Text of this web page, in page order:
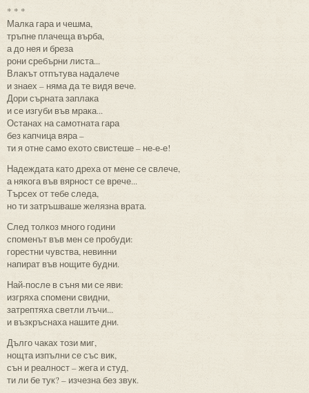
* * *
Малка гара и чешма,
тръпне плачеща върба,
а до нея и бреза
рони сребърни листа...
Влакът отпътува надалече
и знаех – няма да те видя вече.
Дори сърната заплака
и се изгуби във мрака...
Останах на самотната гара
без капчица вяра –
ти я отне само ехото свистеше – не-е-е!
Надеждата като дреха от мене се свлече,
а някога във вярност се врече...
Търсех от тебе следа,
но ти затръшваше желязна врата.
След толкоз много години
споменът във мен се пробуди:
горестни чувства, невинни
напират във нощите будни.
Най-после в съня ми се яви:
изгряха спомени свидни,
затрептяха светли лъчи...
и възкръснаха нашите дни.
Дълго чаках този миг,
нощта изпълни се със вик,
сън и реалност – жега и студ,
ти ли бе тук? – изчезна без звук.